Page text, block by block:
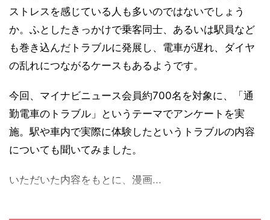
ストレスを感じている人も多いのではないでしょう
か。ふとしたきっかけで乗客同士、あるいは駅員など
も巻き込んだトラブルに発展し、電車が遅れ、ダイヤ
の乱れにつながるケースもあるようです。
今回、マイナビニュース会員約700名を対象に、「通
勤電車のトラブル」というテーマでアンケートを実
施。駅や車内で実際に体験したというトラブルの内容
についても聞いてみました。
いただいた内容をもとに、漫画...